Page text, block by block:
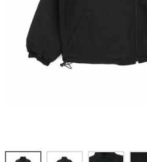
7.9inch
8.0inch
8.0inch
8.1inch
58mm
59mm
ボーンズ STF（エスティーエフ
パウエルペラルタ DF（ドラゴ
ラ） パーツ・その他
練習用アイテム（初心者にお
25cm
25.5cm長袖ボタンシャツ
キャップ
スケートパーク情報
特定商取引法に基づく表記